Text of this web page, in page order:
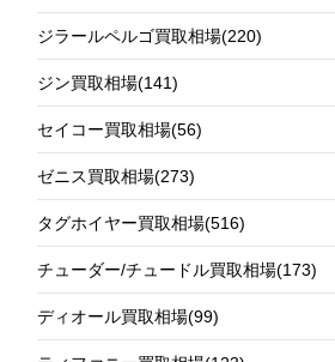
ジラールペルゴ買取相場(220)
ジン買取相場(141)
セイコー買取相場(56)
ゼニス買取相場(273)
タグホイヤー買取相場(516)
チューダー/チュードル買取相場(173)
ディオール買取相場(99)